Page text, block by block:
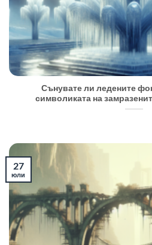
Сънувате ли ледените
символиката на
27
юли